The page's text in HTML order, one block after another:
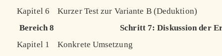
Kapitel 6
Kurzer Test zur Variante B (Deduktion)
Bereich 8
Schritt 7: Diskussion der
Kapitel 1
Konkrete Umsetzung